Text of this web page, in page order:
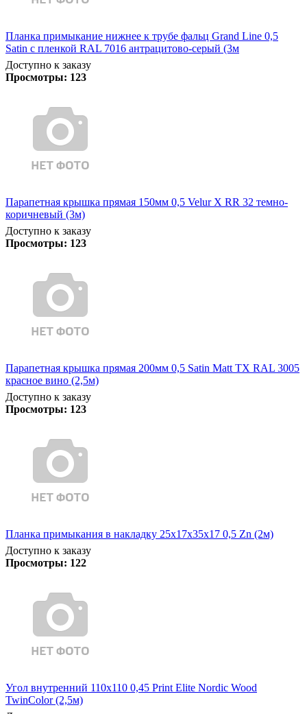
Планка примыкание нижнее к трубе фальц Grand Line 0,5
Satin с пленкой RAL 7016 антрацитово-серый (3м
Доступно к заказу
Просмотры: 123
Парапетная крышка прямая 150мм 0,5 Velur X RR 32 темно-
коричневый (3м)
Доступно к заказу
Просмотры: 123
Парапетная крышка прямая 200мм 0,5 Satin Matt TX RAL 3005
красное вино (2,5м)
Доступно к заказу
Просмотры: 123
Планка примыкания в накладку 25х17х35х17 0,5 Zn (2м)
Доступно к заказу
Просмотры: 122
Угол внутренний 110х110 0,45 Print Elite Nordic Wood
TwinColor (2,5м)